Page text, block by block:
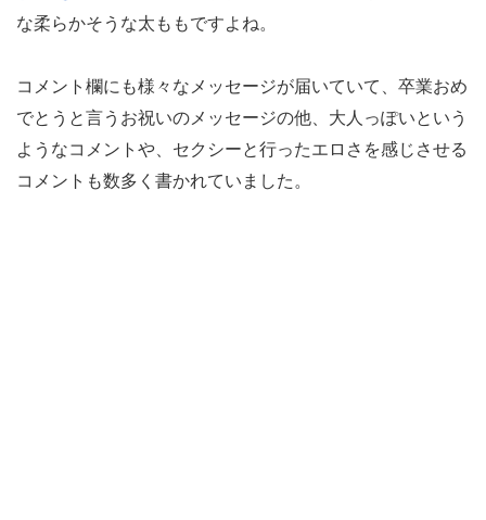
な柔らかそうな太ももですよね。
コメント欄にも様々なメッセージが届いていて、卒業おめ
でとうと言うお祝いのメッセージの他、大人っぽいという
ようなコメントや、セクシーと行ったエロさを感じさせる
コメントも数多く書かれていました。